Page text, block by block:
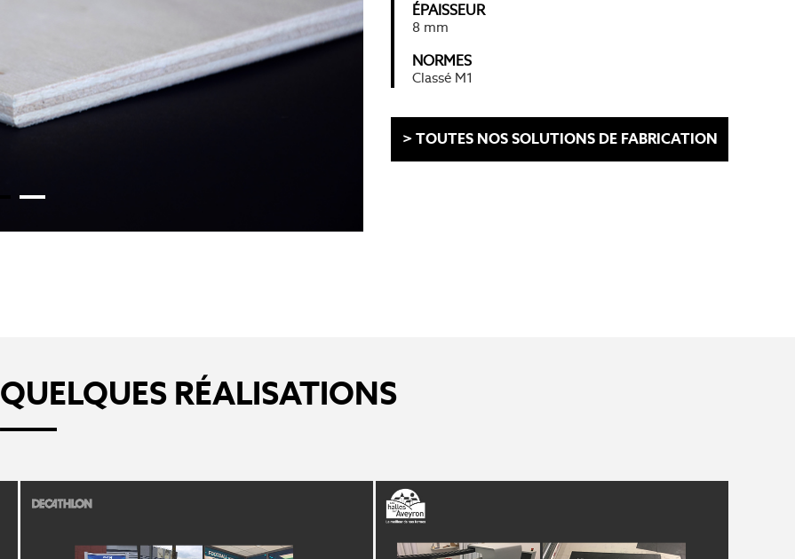
ÉPAISSEUR
8 mm
NORMES
Classé M1
> TOUTES NOS SOLUTIONS DE FABRICATION
QUELQUES RÉALISATIONS